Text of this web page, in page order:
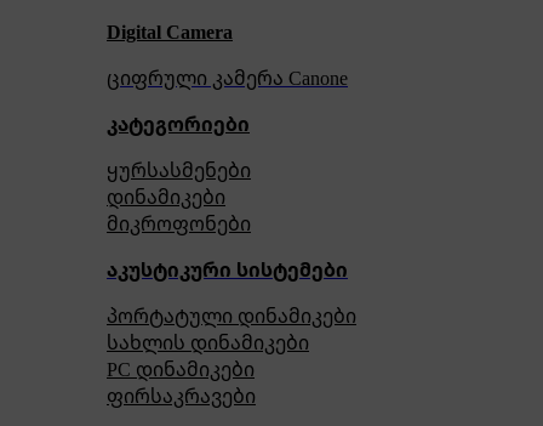
Digital Camera
ციფრული კამერა Сanone
კატეგორიები
ყურსასმენები
დინამიკები
მიკროფონები
აკუსტიკური სისტემები
პორტატული დინამიკები
სახლის დინამიკები
PC დინამიკები
ფირსაკრავები